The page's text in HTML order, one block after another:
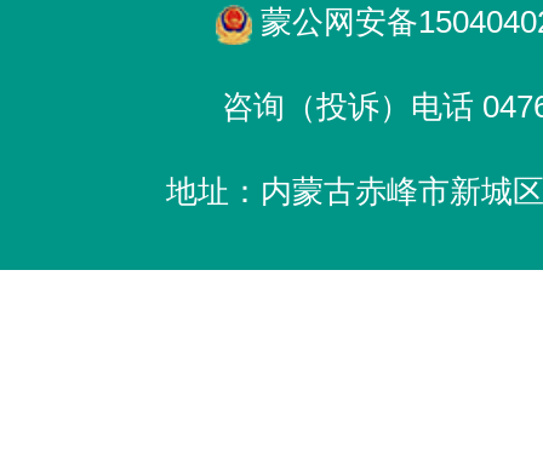
蒙公网安备
咨询（投诉）电话
地址：内蒙古赤峰市新城